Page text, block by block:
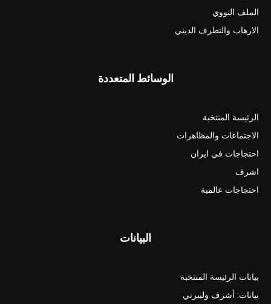
الملف النووي
الارهاب والتطرف الديني
الوسائط المتعددة
الرئيسة المنتخبة
الاجتماعات والمظاهرات
احتجاجات في ايران
اشرف
احتجاجات عالمية
البيانات
بيانات الرئيسة المنتخبة
بيانات: أشرف وليبرتي